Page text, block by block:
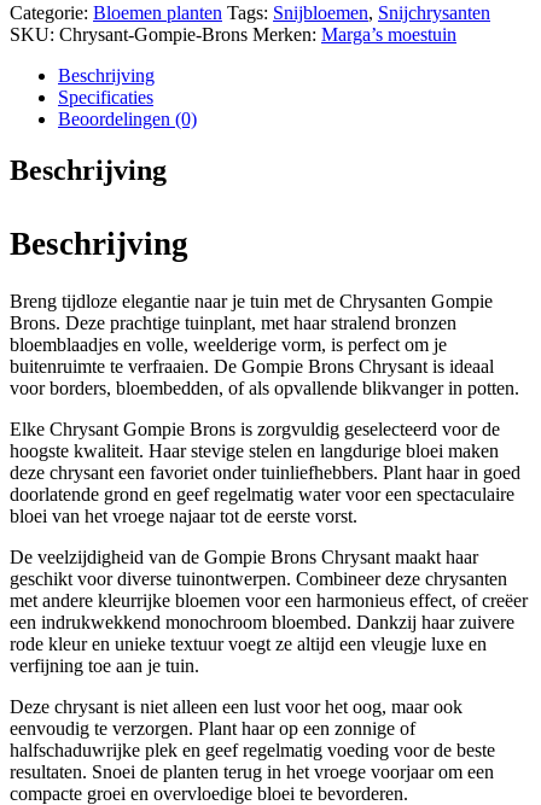
Categorie: Bloemen planten Tags: Snijbloemen, Snijchrysanten
SKU: Chrysant-Gompie-Brons Merken: Marga’s moestuin
Beschrijving
Specificaties
Beoordelingen (0)
Beschrijving
Beschrijving
Breng tijdloze elegantie naar je tuin met de Chrysanten Gompie
Brons. Deze prachtige tuinplant, met haar stralend bronzen
bloemblaadjes en volle, weelderige vorm, is perfect om je
buitenruimte te verfraaien. De Gompie Brons Chrysant is ideaal
voor borders, bloembedden, of als opvallende blikvanger in potten.
Elke Chrysant Gompie Brons is zorgvuldig geselecteerd voor de
hoogste kwaliteit. Haar stevige stelen en langdurige bloei maken
deze chrysant een favoriet onder tuinliefhebbers. Plant haar in goed
doorlatende grond en geef regelmatig water voor een spectaculaire
bloei van het vroege najaar tot de eerste vorst.
De veelzijdigheid van de Gompie Brons Chrysant maakt haar
geschikt voor diverse tuinontwerpen. Combineer deze chrysanten
met andere kleurrijke bloemen voor een harmonieus effect, of creëer
een indrukwekkend monochroom bloembed. Dankzij haar zuivere
rode kleur en unieke textuur voegt ze altijd een vleugje luxe en
verfijning toe aan je tuin.
Deze chrysant is niet alleen een lust voor het oog, maar ook
eenvoudig te verzorgen. Plant haar op een zonnige of
halfschaduwrijke plek en geef regelmatig voeding voor de beste
resultaten. Snoei de planten terug in het vroege voorjaar om een
compacte groei en overvloedige bloei te bevorderen.